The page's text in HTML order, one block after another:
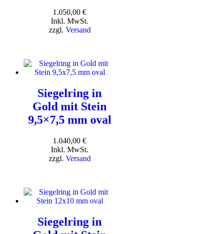
1.050,00 €
Inkl. MwSt.
zzgl. Versand
Siegelring in
Gold mit Stein
9,5×7,5 mm oval
1.040,00 €
Inkl. MwSt.
zzgl. Versand
Siegelring in